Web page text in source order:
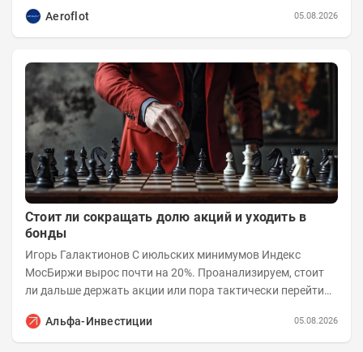
Aeroflot
05.08.2026
Стоит ли сокращать долю акций и уходить в
бонды
Игорь Галактионов С июльских минимумов Индекс
МосБиржи вырос почти на 20%. Проанализируем, стоит
ли дальше держать акции или пора тактически перейти
Альфа-Инвестиции
05.08.2026